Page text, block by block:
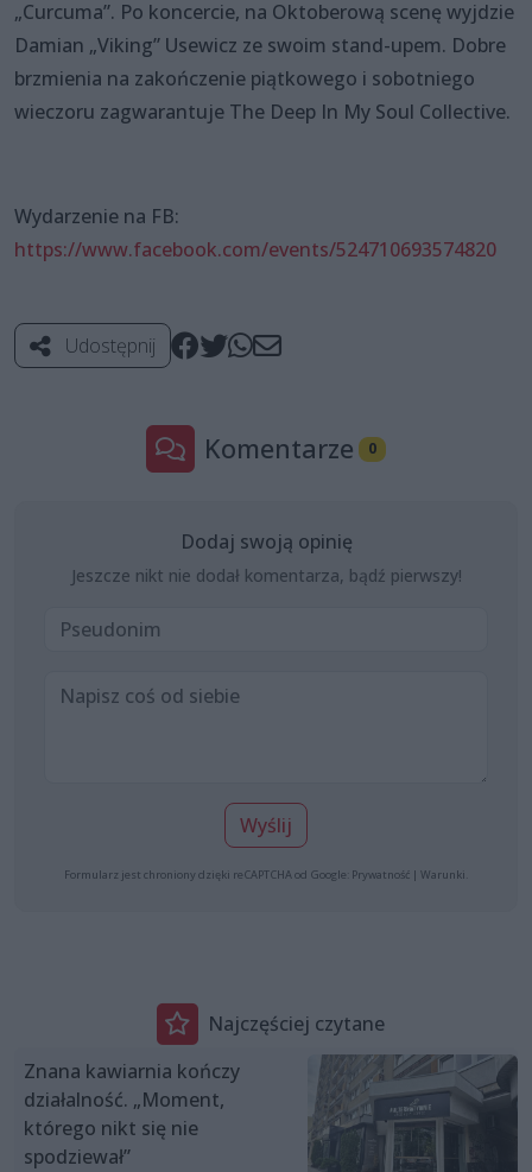
„Curcuma”. Po koncercie, na Oktoberową scenę wyjdzie
Damian „Viking” Usewicz ze swoim stand-upem. Dobre
brzmienia na zakończenie piątkowego i sobotniego
wieczoru zagwarantuje The Deep In My Soul Collective.
Wydarzenie na FB:
https://www.facebook.com/events/524710693574820
Udostępnij
Komentarze 0
Dodaj swoją opinię
Jeszcze nikt nie dodał komentarza, bądź pierwszy!
Wyślij
Formularz jest chroniony dzięki reCAPTCHA od Google: Prywatność | Warunki
Najczęściej czytane
Znana kawiarnia kończy
działalność. „Moment,
którego nikt się nie
spodziewał”